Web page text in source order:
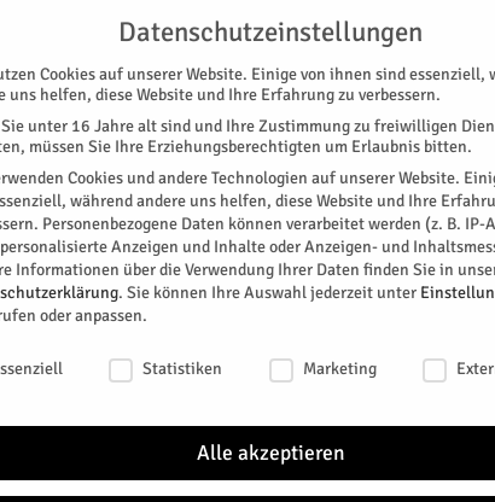
KONTAKT
SPEZIAL E-PAPER KINO GALERIE
Bundesfreiwilligendienst
(kurz „BFD“) an. Nach
Sie die Möglichkeit, diesen Dienst in einer
Datenschutzeinstellungen
Cookies auf unserer Website. Einige von ihnen sind essenziell,
uns helfen, diese Website und Ihre Erfahrung zu verbessern.
unter 16 Jahre alt sind und Ihre Zustimmung zu freiwilligen
müssen Sie Ihre Erziehungsberechtigten um Erlaubnis bitten.
Cookies und andere Technologien auf unserer Website.
während andere uns helfen, diese Website und Ihre
Personenbezogene Daten können verarbeitet werden (z. B. IP-
Anzeigen und Inhalte oder Anzeigen- und
Informationen über die Verwendung Ihrer Daten finden Sie in
. Sie können Ihre Auswahl jederzeit unter
oder anpassen.
Statistiken Marketing
Alle akzeptieren